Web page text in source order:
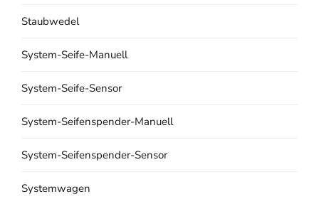
Staubwedel
System-Seife-Manuell
System-Seife-Sensor
System-Seifenspender-Manuell
System-Seifenspender-Sensor
Systemwagen